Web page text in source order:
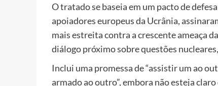
O tratado se baseia em um pacto de
apoiadores europeus da Ucrânia,
mais estreita contra a crescente ameaça
diálogo próximo sobre questões
Inclui uma promessa de “assistir um ao
armado ao outro”, embora não esteja